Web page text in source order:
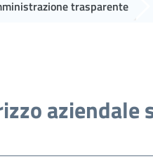
trasparente
aziendale